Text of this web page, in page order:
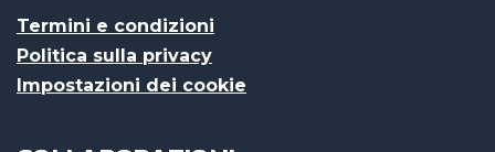
Termini e condizioni
Politica sulla privacy
Impostazioni dei cookie